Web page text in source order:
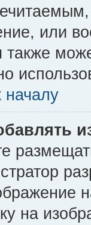
или
началу
на